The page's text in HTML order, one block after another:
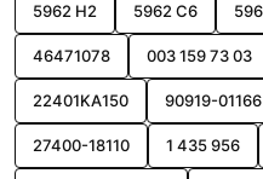
5962 H2 5962 C6
46471078 003 159 73 03
22401KA150 90919-01166
27400-18110 1 435 956